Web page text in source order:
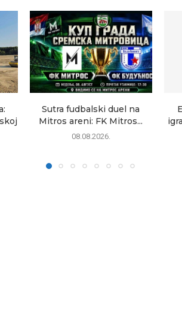
Sutra fudbalski duel na
Mitros areni: FK Mitros...
08.08.2026.